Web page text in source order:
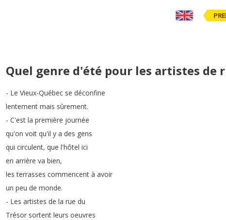
Quel genre d'été pour les artistes de
- Le Vieux-Québec se déconfine
lentement mais sûrement.
- C'est la première journée
qu'on voit qu'il y a des gens
qui circulent, que l'hôtel ici
en arrière va bien,
les terrasses commencent à avoir
un peu de monde.
- Les artistes de la rue du
Trésor sortent leurs oeuvres